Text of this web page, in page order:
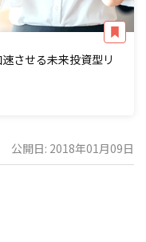
させる未来投資型リ
公開日: 2018年01月09日